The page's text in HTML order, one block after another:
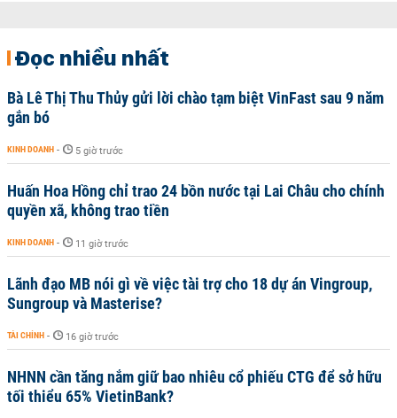
Đọc nhiều nhất
Bà Lê Thị Thu Thủy gửi lời chào tạm biệt VinFast sau 9 năm
gắn bó
KINH DOANH - 5 giờ trước
Huấn Hoa Hồng chỉ trao 24 bồn nước tại Lai Châu cho chính
quyền xã, không trao tiền
KINH DOANH - 11 giờ trước
Lãnh đạo MB nói gì về việc tài trợ cho 18 dự án Vingroup,
Sungroup và Masterise?
TÀI CHÍNH - 16 giờ trước
NHNN cần tăng nắm giữ bao nhiêu cổ phiếu CTG để sở hữu
tối thiểu 65% VietinBank?